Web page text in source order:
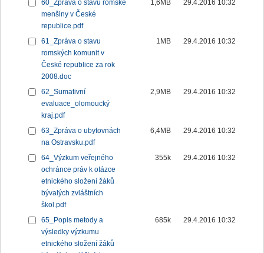
60_Zpráva o stavu romské
menšiny v České
republice.pdf
1,6MB 29.4.2016 10:32
61_Zpráva o stavu
romských komunit v
České republice za rok
2008.doc
1MB 29.4.2016 10:32
62_Sumativní
evaluace_olomoucký
kraj.pdf
2,9MB 29.4.2016 10:32
63_Zpráva o ubytovnách
na Ostravsku.pdf
6,4MB 29.4.2016 10:32
64_Výzkum veřejného
ochránce práv k otázce
etnického složení žáků
bývalých zvláštních
škol.pdf
355k 29.4.2016 10:32
65_Popis metody a
výsledky výzkumu
etnického složení žáků
685k 29.4.2016 10:32